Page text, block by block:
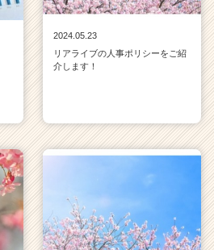
2024.05.23
リアライブの人事ポリシーをご紹
介します！